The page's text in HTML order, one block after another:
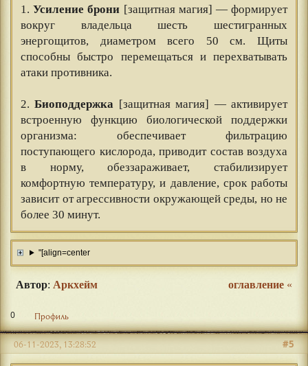
1.Усиление брони [защитная магия] — формирует
вокруг владельца шесть шестигранных
энергощитов, диаметром всего 50 см. Щиты
способны быстро перемещаться и перехватывать
атаки противника.
2.Биоподдержка [защитная магия] — активирует
встроенную функцию биологической поддержки
организма: обеспечивает фильтрацию
поступающего кислорода, приводит состав воздуха
в норму, обеззараживает, стабилизирует
комфортную температуру, и давление, срок работы
зависит от агрессивности окружающей среды, но не
более 30 минут.
"[align=center
Автор: Аркхейм оглавление «
0 Профиль
#5
06-11-2023, 13:28:52